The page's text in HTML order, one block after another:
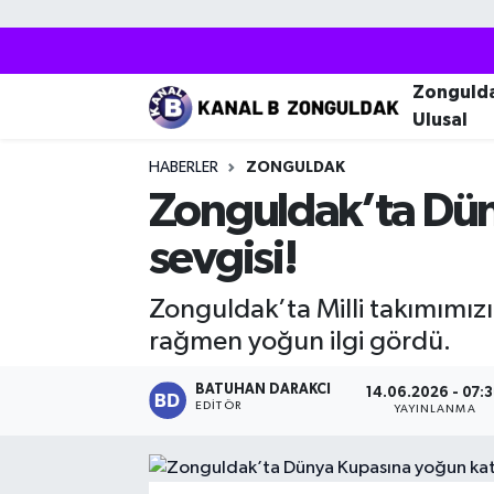
Ulusal
HABERLER ZONGULDAK
Zonguldak’ta
sevgisi!
Zonguldak’ta Milli
rağmen yoğun ilgi gördü.
BATUHAN DARAKCI
EDITÖR
14.06.2026 -
YAYINLANMA
Zonguldak Nöbetçi Eczaneler
Zonguldak Trafik Yoğunluk Haritası
Puan Durumu ve Fikstür
Tüm Manşetler
Haber Arşivi